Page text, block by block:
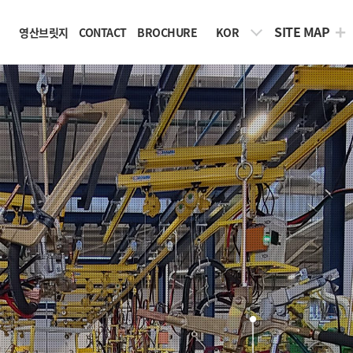
영산브릿지 CONTACT BROCHURE KOR SITE MAP
함께